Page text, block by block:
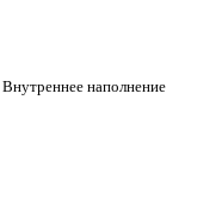
Внутреннее наполнение